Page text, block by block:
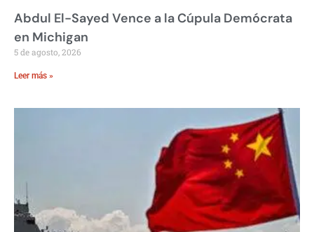
Abdul El-Sayed Vence a la Cúpula Demócrata
en Michigan
5 de agosto, 2026
Leer más »